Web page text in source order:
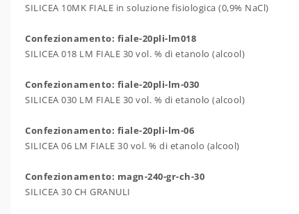
SILICEA 10MK FIALE in soluzione fisiologica (0,9% NaCl)
Confezionamento: fiale-20pli-lm018
SILICEA 018 LM FIALE 30 vol. % di etanolo (alcool)
Confezionamento: fiale-20pli-lm-030
SILICEA 030 LM FIALE 30 vol. % di etanolo (alcool)
Confezionamento: fiale-20pli-lm-06
SILICEA 06 LM FIALE 30 vol. % di etanolo (alcool)
Confezionamento: magn-240-gr-ch-30
SILICEA 30 CH GRANULI